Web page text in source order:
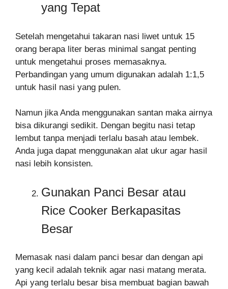
yang Tepat
Setelah mengetahui takaran nasi liwet untuk 15
orang berapa liter beras minimal sangat penting
untuk mengetahui proses memasaknya.
Perbandingan yang umum digunakan adalah 1:1,5
untuk hasil nasi yang pulen.
Namun jika Anda menggunakan santan maka airnya
bisa dikurangi sedikit. Dengan begitu nasi tetap
lembut tanpa menjadi terlalu basah atau lembek.
Anda juga dapat menggunakan alat ukur agar hasil
nasi lebih konsisten.
Gunakan Panci Besar atau
Rice Cooker Berkapasitas
Besar
Memasak nasi dalam panci besar dan dengan api
yang kecil adalah teknik agar nasi matang merata.
Api yang terlalu besar bisa membuat bagian bawah